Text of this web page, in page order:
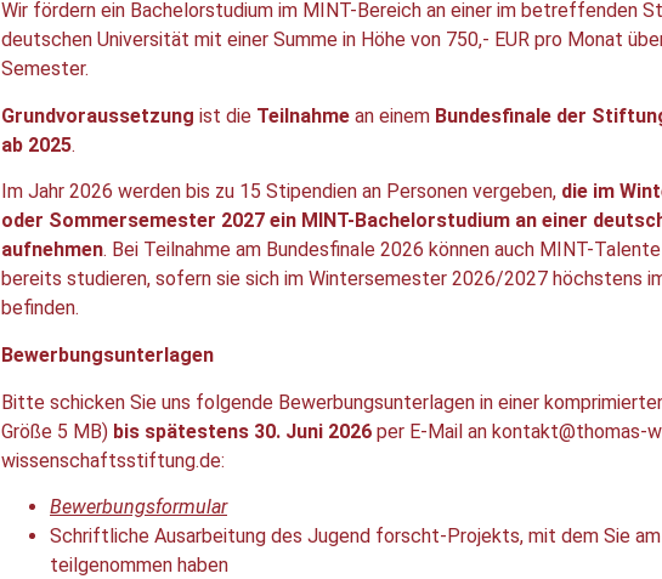
Wir fördern ein Bachelorstudium im MINT-Bereich an einer im betreffenden
deutschen Universität mit einer Summe in Höhe von 750,- EUR pro Monat
Semester.
Grundvoraussetzung ist die Teilnahme an einem Bundesfinale der
ab 2025.
Im Jahr 2026 werden bis zu 15 Stipendien an Personen vergeben, die im
oder Sommersemester 2027 ein MINT-Bachelorstudium an einer
aufnehmen. Bei Teilnahme am Bundesfinale 2026 können auch MINT-
bereits studieren, sofern sie sich im Wintersemester 2026/2027 höchstens
befinden.
Bewerbungsunterlagen
Bitte schicken Sie uns folgende Bewerbungsunterlagen in einer
Größe 5 MB) bis spätestens 30. Juni 2026 per E-Mail an kontakt@thomas-
wissenschaftsstiftung.de:
Bewerbungsformular
Schriftliche Ausarbeitung des Jugend forscht-Projekts, mit dem Sie
teilgenommen haben